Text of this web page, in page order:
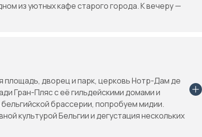
из уютных кафе старого города. К вечеру —
площадь, дворец и парк, церковь Нотр-Дам де
Гран-Пляс с её гильдейскими домами и
брассерии, попробуем мидии.
культурой Бельгии и дегустация нескольких